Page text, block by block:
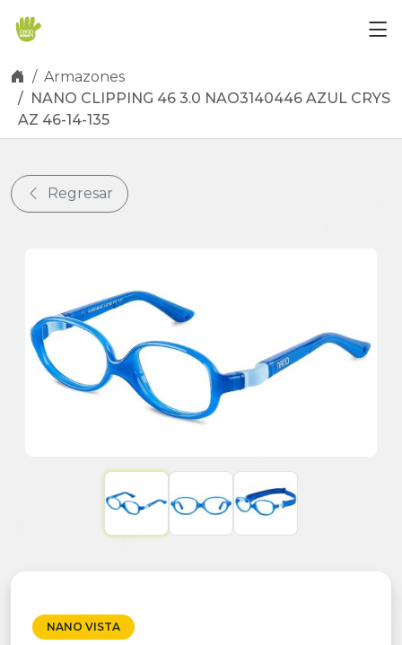
Armazones
NANO CLIPPING 46 3.0 NAO3140446 AZUL CRYS
AZ 46-14-135
Regresar
NANO VISTA